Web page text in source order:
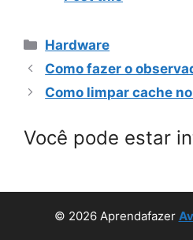
Categorias
Hardware
Como fazer o
Como limpar cache
Você pode estar
© 2026 Aprendafazer